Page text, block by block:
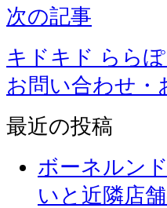
次の記事
キドキド らら
お問い合わせ・
最近の投稿
ボーネルン
いと近隣店